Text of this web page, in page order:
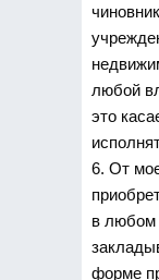
любой
это
6. От
в любом
форме